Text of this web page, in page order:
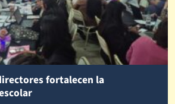
fortalecen la